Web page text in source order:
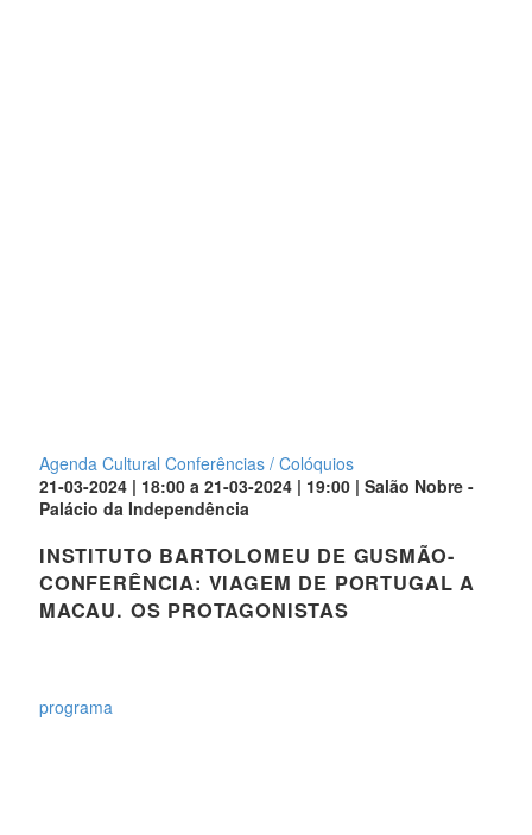
Agenda Cultural Conferências / Colóquios
21-03-2024 | 18:00 a 21-03-2024 | 19:00 | Salão Nobre -
Palácio da Independência
INSTITUTO BARTOLOMEU DE GUSMÃO-
CONFERÊNCIA: VIAGEM DE PORTUGAL A
MACAU. OS PROTAGONISTAS
programa